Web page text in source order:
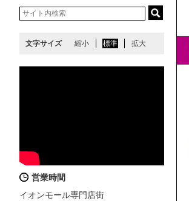
文字サイズ 縮小 標準 拡大
営業時間
イオンモール専門店街